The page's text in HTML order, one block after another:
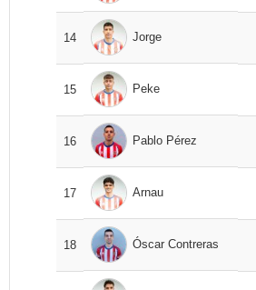
14 Jorge
15 Peke
16 Pablo Pérez
17 Arnau
18 Óscar Contreras